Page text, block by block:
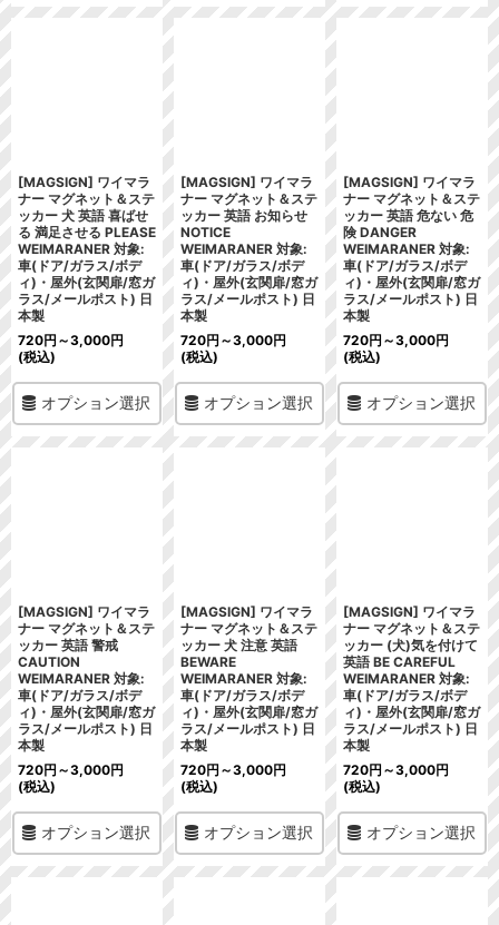
[MAGSIGN] ワイマラ
ナー マグネット＆ステ
ッカー 犬 英語 喜ばせ
る 満足させる PLEASE
WEIMARANER 対象:
車(ドア/ガラス/ボデ
ィ)・屋外(玄関扉/窓ガ
ラス/メールポスト) 日
本製
720円 ～3,000円
(税込)
オプション選択
[MAGSIGN] ワイマラ
ナー マグネット＆ステ
ッカー 英語 お知らせ
NOTICE
WEIMARANER 対象:
車(ドア/ガラス/ボデ
ィ)・屋外(玄関扉/窓ガ
ラス/メールポスト) 日
本製
720円 ～3,000円
(税込)
オプション選択
[MAGSIGN] ワイマラ
ナー マグネット＆ステ
ッカー 英語 危ない 危
険 DANGER
WEIMARANER 対象:
車(ドア/ガラス/ボデ
ィ)・屋外(玄関扉/窓ガ
ラス/メールポスト) 日
本製
720円 ～3,000円
(税込)
オプション選択
[MAGSIGN] ワイマラ
ナー マグネット＆ステ
ッカー 英語 警戒
CAUTION
WEIMARANER 対象:
車(ドア/ガラス/ボデ
ィ)・屋外(玄関扉/窓ガ
ラス/メールポスト) 日
本製
720円 ～3,000円
(税込)
オプション選択
[MAGSIGN] ワイマラ
ナー マグネット＆ステ
ッカー 犬 注意 英語
BEWARE
WEIMARANER 対象:
車(ドア/ガラス/ボデ
ィ)・屋外(玄関扉/窓ガ
ラス/メールポスト) 日
本製
720円 ～3,000円
(税込)
オプション選択
[MAGSIGN] ワイマラ
ナー マグネット＆ステ
ッカー (犬)気を付けて
英語 BE CAREFUL
WEIMARANER 対象:
車(ドア/ガラス/ボデ
ィ)・屋外(玄関扉/窓ガ
ラス/メールポスト) 日
本製
720円 ～3,000円
(税込)
オプション選択